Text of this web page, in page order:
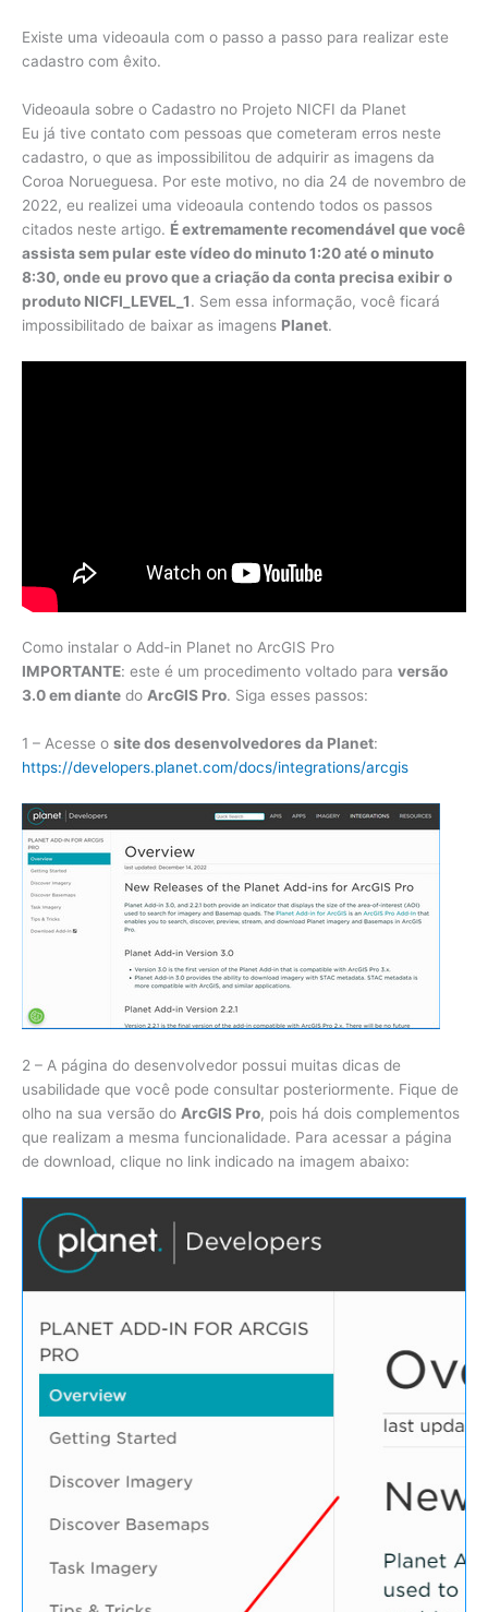
Existe uma videoaula com o passo a passo para realizar este
cadastro com êxito.
Videoaula sobre o Cadastro no Projeto NICFI da Planet
Eu já tive contato com pessoas que cometeram erros neste
cadastro, o que as impossibilitou de adquirir as imagens da
Coroa Norueguesa. Por este motivo, no dia 24 de novembro de
2022, eu realizei uma videoaula contendo todos os passos
citados neste artigo. É extremamente recomendável que você
assista sem pular este vídeo do minuto 1:20 até o minuto
8:30, onde eu provo que a criação da conta precisa exibir o
produto NICFI_LEVEL_1. Sem essa informação, você ficará
impossibilitado de baixar as imagens Planet.
Como instalar o Add-in Planet no ArcGIS Pro
IMPORTANTE: este é um procedimento voltado para versão
3.0 em diante do ArcGIS Pro. Siga esses passos:
1 – Acesse o site dos desenvolvedores da Planet:
https://developers.planet.com/docs/integrations/arcgis
2 – A página do desenvolvedor possui muitas dicas de
usabilidade que você pode consultar posteriormente. Fique de
olho na sua versão do ArcGIS Pro, pois há dois complementos
que realizam a mesma funcionalidade. Para acessar a página
de download, clique no link indicado na imagem abaixo: